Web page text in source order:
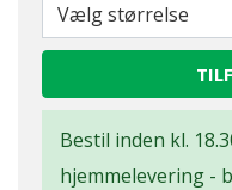
Vælg størrelse
Bestil inden kl.
hjemmelevering -